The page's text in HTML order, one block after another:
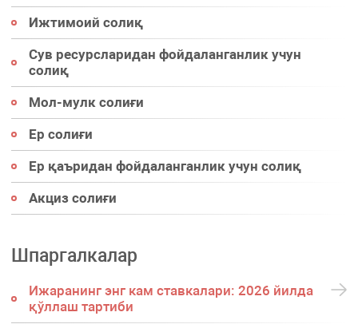
Ижтимоий солиқ
Сув ресурсларидан фойдаланганлик учун
солиқ
Мол-мулк солиғи
Ер солиғи
Ер қаъридан фойдаланганлик учун солиқ
Акциз солиғи
Шпаргалкалар
Ижаранинг энг кам ставкалари: 2026 йилда
қўллаш тартиби